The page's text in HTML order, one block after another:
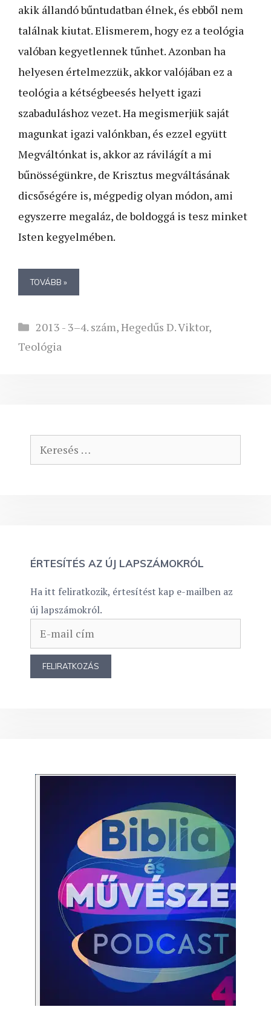
akik állandó bűntudatban élnek, és ebből nem
találnak kiutat. Elismerem, hogy ez a teológia
valóban kegyetlennek tűnhet. Azonban ha
helyesen értelmezzük, akkor valójában ez a
teológia a kétségbeesés helyett igazi
szabaduláshoz vezet. Ha megismerjük saját
magunkat igazi valónkban, és ezzel együtt
Megváltónkat is, akkor az rávilágít a mi
bűnösségünkre, de Krisztus megváltásának
dicsőségére is, mégpedig olyan módon, ami
egyszerre megaláz, de boldoggá is tesz minket
Isten kegyelmében.
TOVÁBB »
Kategória
2013 - 3–4. szám,Hegedűs D. Viktor,
Teológia
Keresés:
ÉRTESÍTÉS AZ ÚJ LAPSZÁMOKRÓL
Ha itt feliratkozik, értesítést kap e-mailben az
új lapszámokról.